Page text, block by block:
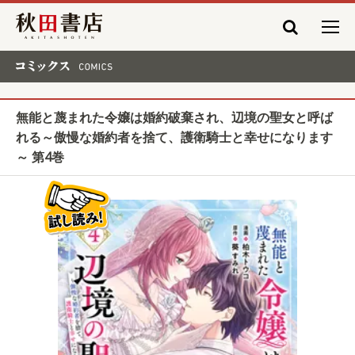
秋田書店
無能と蔑まれた令嬢は婚約破棄され、辺境の聖女と呼ば
れる～傲慢な婚約者を捨て、護衛騎士と幸せになります
～ 第4巻